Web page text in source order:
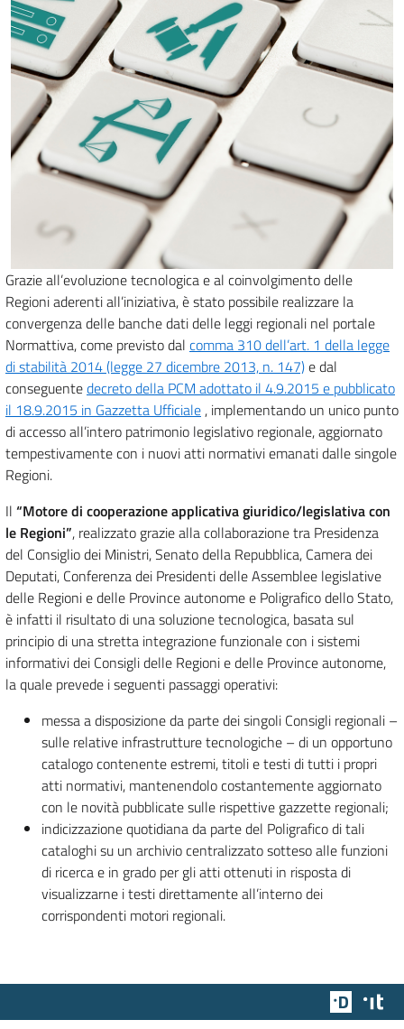
Grazie all’evoluzione tecnologica e al coinvolgimento delle
Regioni aderenti all’iniziativa, è stato possibile realizzare la
convergenza delle banche dati delle leggi regionali nel portale
Normattiva, come previsto dal comma 310 dell’art. 1 della legge
di stabilità 2014 (legge 27 dicembre 2013, n. 147)e dal
conseguentedecreto della PCM adottato il 4.9.2015 e pubblicato
il 18.9.2015 in Gazzetta Ufficiale , implementando un unico punto
di accesso all’intero patrimonio legislativo regionale, aggiornato
tempestivamente con i nuovi atti normativi emanati dalle singole
Regioni.
Il “Motore di cooperazione applicativa giuridico/legislativa con
le Regioni”, realizzato grazie alla collaborazione tra Presidenza
del Consiglio dei Ministri, Senato della Repubblica, Camera dei
Deputati, Conferenza dei Presidenti delle Assemblee legislative
delle Regioni e delle Province autonome e Poligrafico dello Stato,
è infatti il risultato di una soluzione tecnologica, basata sul
principio di una stretta integrazione funzionale con i sistemi
informativi dei Consigli delle Regioni e delle Province autonome,
la quale prevede i seguenti passaggi operativi:
messa a disposizione da parte dei singoli Consigli regionali –
sulle relative infrastrutture tecnologiche – di un opportuno
catalogo contenente estremi, titoli e testi di tutti i propri
atti normativi, mantenendolo costantemente aggiornato
con le novità pubblicate sulle rispettive gazzette regionali;
indicizzazione quotidiana da parte del Poligrafico di tali
cataloghi su un archivio centralizzato sotteso alle funzioni
di ricerca e in grado per gli atti ottenuti in risposta di
visualizzarne i testi direttamente all’interno dei
corrispondenti motori regionali.
Team